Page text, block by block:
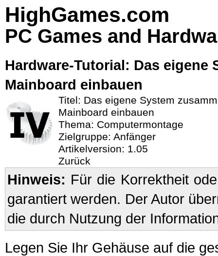
HighGames.com
PC Games and
Hardware-Tutorial: Das eigene
Mainboard einbauen
Titel: Das eigene System
Mainboard einbauen
Thema: Computermontage
Zielgruppe: Anfänger
Artikelversion: 1.05
Zurück
Hinweis: Für die Korrektheit
garantiert werden. Der Autor
die durch Nutzung der
Legen Sie Ihr Gehäuse auf die